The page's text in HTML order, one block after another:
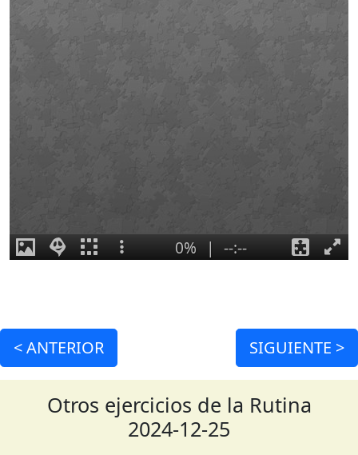
<ANTERIOR SIGUIENTE >
Otros ejercicios de la Rutina
2024-12-25